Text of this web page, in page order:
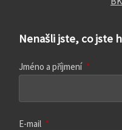
Nenašli jste, co jste
Jméno a příjmení *
E-mail *